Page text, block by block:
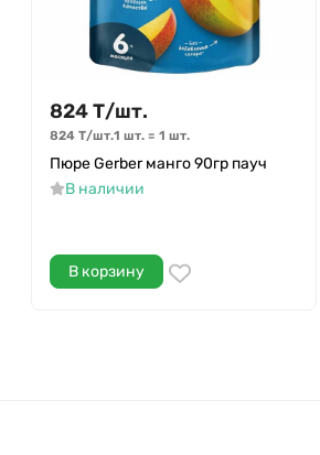
824Т/шт.
824 Т/шт.1 шт. = 1 шт.
Пюре Gerber манго 90гр пауч
В наличии
В корзину